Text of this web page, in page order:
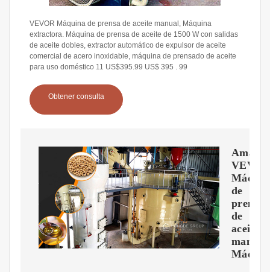
VEVOR Máquina de prensa de aceite manual, Máquina
extractora. Máquina de prensa de aceite de 1500 W con salidas
de aceite dobles, extractor automático de expulsor de aceite
comercial de acero inoxidable, máquina de prensado de aceite
para uso doméstico 11 US$395.99 US$ 395 . 99
Obtener consulta
de
prensa
de
aceite